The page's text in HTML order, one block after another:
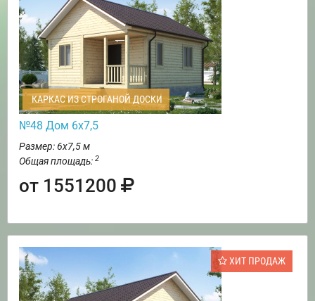
КАРКАС ИЗ СТРОГАНОЙ ДОСКИ
№48 Дом 6х7,5
Размер: 6х7,5 м
Общая площадь: 2
от 1551200
ХИТ ПРОДАЖ